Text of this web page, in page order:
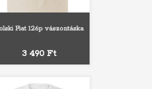
Fiat 126p vászontáska
Ár
3 490 Ft